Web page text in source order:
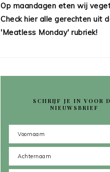
Op maandagen eten wij
Check hier alle gerechten uit
'Meatless Monday' rubriek!
SCHRIJF JE IN VOOR
NIEUWSBRIEF